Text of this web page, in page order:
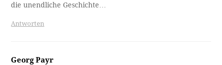
die unendliche Geschichte…
Antworten
Georg Payr